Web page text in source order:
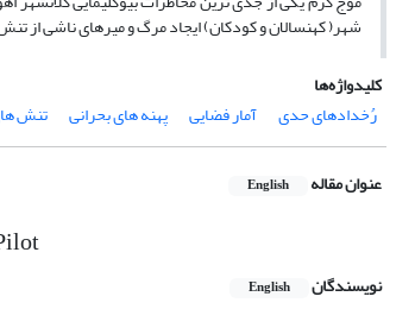
شهر( کهنسالان و کودکان) ایجاد مرگ و میرهای ناشی از
کلیدواژه‌ها
رُخدادهای حدی
آمار فضایی پهنه های بحرانی تنش
عنوان مقاله English
نویسندگان English